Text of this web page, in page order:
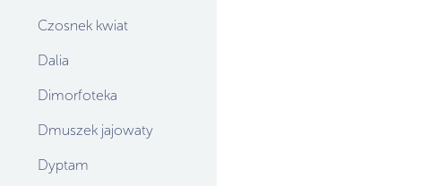
Czosnek kwiat
Dalia
Dimorfoteka
Dmuszek jajowaty
Dyptam